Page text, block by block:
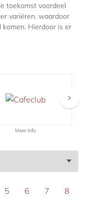
toekomst voordeel
variëren, waardoor
Hierdoor is er
Meer info
5 6 7
8